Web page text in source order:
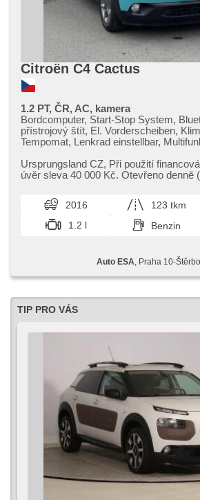
Citroën C4 Cactus
1.2 PT, ČR, AC, kamera
Bordcomputer, Start-Stop System,
přístrojový štít, El. Vorderscheiben,
Tempomat, Lenkrad einstellbar,
Servolenkung, Zentralverriegelung mit
Nebelscheinwerfer, ABS,
Beifahrerairbagdeaktivierung,
Ursprungsland CZ,​ Při použití
úvěr sleva 40 000 Kč. Otevřeno denně
2016 123 tkm
1.2 l
Benzin
Auto ESA , Praha 10-
TIP PRO VÁS